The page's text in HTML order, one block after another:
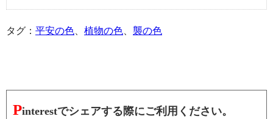
タグ： 平安の色、 植物の色、 襲の色
Pinterestでシェアする際にご利用ください。